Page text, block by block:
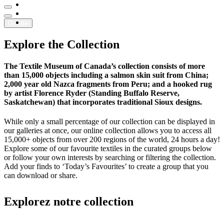
Youtube
Donate
Explore the Collection
The Textile Museum of Canada’s collection consists of more
than 15,000 objects including a salmon skin suit from China;
2,000 year old Nazca fragments from Peru; and a hooked rug
by artist Florence Ryder (Standing Buffalo Reserve,
Saskatchewan) that incorporates traditional Sioux designs.
While only a small percentage of our collection can be displayed in
our galleries at once, our online collection allows you to access all
15,000+ objects from over 200 regions of the world, 24 hours a day!
Explore some of our favourite textiles in the curated groups below
or follow your own interests by searching or filtering the collection.
Add your finds to ‘Today’s Favourites’ to create a group that you
can download or share.
Explorez notre collection